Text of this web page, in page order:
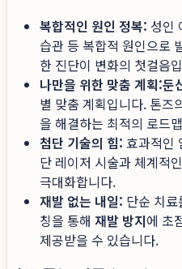
복합적인 원인 정복: 성인
습관 등 복합적 원인으로
한 진단이 변화의 첫걸음
나만을 위한 맞춤 계획:둔
별 맞춤 계획입니다. 톤즈
을 해결하는 최적의 로드
첨단 기술의 힘: 효과적인
단 레이저 시술과 체계적
극대화합니다.
재발 없는 내일: 단순 치
칭을 통해 재발 방지에 초
제공받을 수 있습니다.